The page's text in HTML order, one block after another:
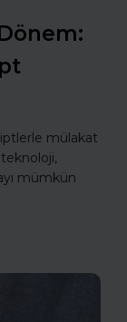
mülakat
mümkün